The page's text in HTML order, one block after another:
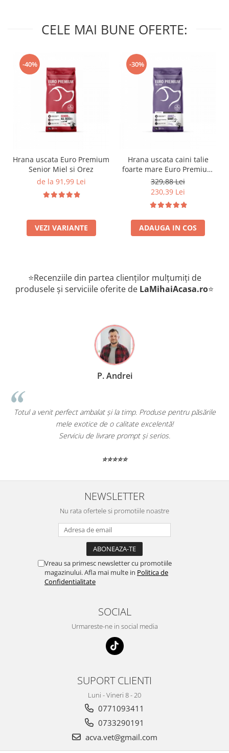
CELE MAI BUNE OFERTE:
-40%
Hrana uscata Euro Premium
Senior Miel si Orez
de la 91,99 Lei
VEZI VARIANTE
-30%
Hrana uscata caini talie
foarte mare Euro Premium
Giant Adult pui si orez 15
Kg
329,88 Lei
230,39 Lei
ADAUGA IN COS
⭐Recenziile din partea clienților mulțumiți de
produsele și serviciile oferite de LaMihaiAcasa.ro⭐
P. Andrei
Totul a venit perfect ambalat și la timp. Produse pentru păsările
mele exotice de o calitate excelentă!
Serviciu de livrare prompt și serios.
⭐⭐⭐⭐⭐
NEWSLETTER
Nu rata ofertele si promotiile noastre
Vreau sa primesc newsletter cu promotiile
magazinului. Afla mai multe in Politica de
Confidentialitate
SOCIAL
Urmareste-ne in social media
SUPORT CLIENTI
Luni - Vineri 8 - 20
0771093411
0733290191
acva.vet@gmail.com